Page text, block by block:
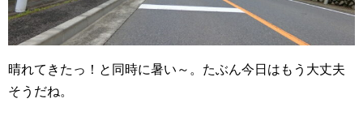
晴れてきたっ！と同時に暑い～。たぶん今日はもう大丈夫
そうだね。